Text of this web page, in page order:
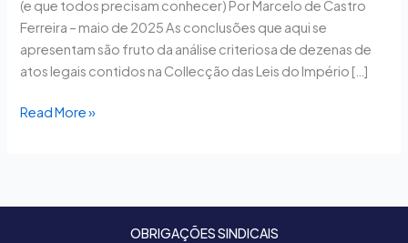
(e que todos precisam conhecer) Por Marcelo de Castro
Ferreira – maio de 2025 As conclusões que aqui se
apresentam são fruto da análise criteriosa de dezenas de
atos legais contidos na Collecção das Leis do Império […]
Read More »
OBRIGAÇÕES SINDICAIS